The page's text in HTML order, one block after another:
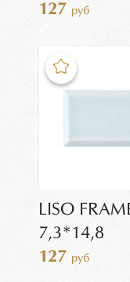
127 руб
LISO
7,3*14,8
127 руб